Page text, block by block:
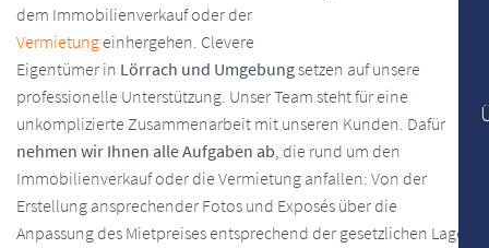
dem Immobilienverkauf oder der
Vermietungeinhergehen. Clevere
Eigentümer in Lörrach und Umgebungsetzen auf unsere
professionelle Unterstützung. Unser Team steht für eine
unkomplizierte Zusammenarbeit mit unseren Kunden. Dafür
nehmen wir Ihnen alle Aufgaben ab, die rund um den
Immobilienverkauf oder die Vermietung anfallen: Von der
Erstellung ansprechender Fotos und Exposés über die
Anpassung des Mietpreises entsprechend der gesetzlichen Lage,